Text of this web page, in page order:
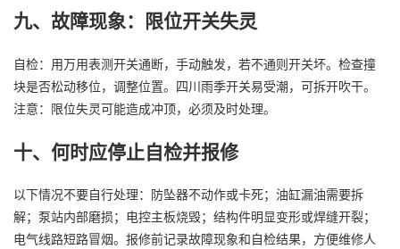
九、故障现象：限位开关失灵
自检：用万用表测开关通断，手动触发，若不通则开关坏。检查撞
块是否松动移位，调整位置。四川雨季开关易受潮，可拆开吹干。
注意：限位失灵可能造成冲顶，必须及时处理。
十、何时应停止自检并报修
以下情况不要自行处理：防坠器不动作或卡死；油缸漏油需要拆
解；泵站内部磨损；电控主板烧毁；结构件明显变形或焊缝开裂；
电气线路短路冒烟。报修前记录故障现象和自检结果，方便维修人